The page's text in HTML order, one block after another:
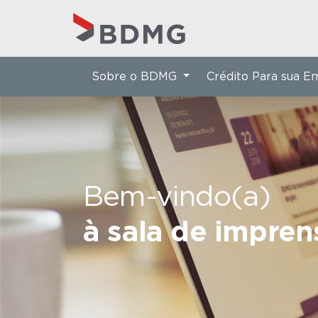
Bem-vindo(a)
à sala de
Sobre o BDMG Crédito Para sua